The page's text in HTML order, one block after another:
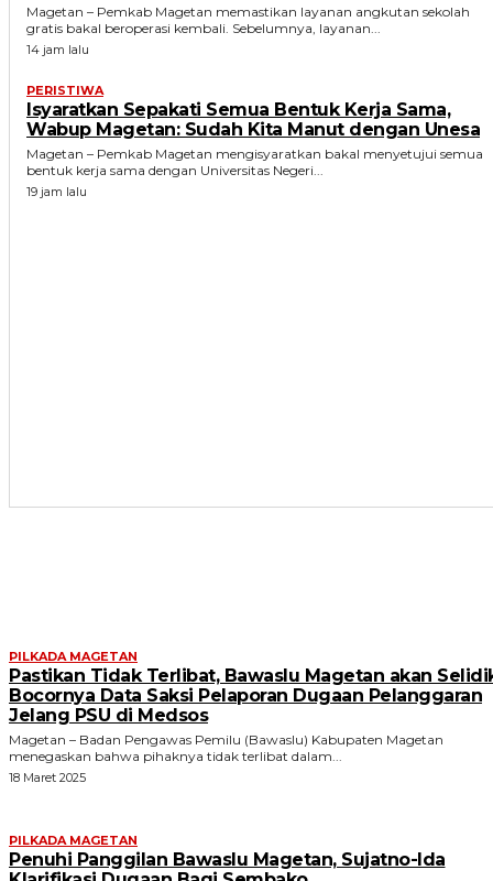
Magetan – Pemkab Magetan memastikan layanan angkutan sekolah
gratis bakal beroperasi kembali. Sebelumnya, layanan...
14 jam lalu
PERISTIWA
Isyaratkan Sepakati Semua Bentuk Kerja Sama,
Wabup Magetan: Sudah Kita Manut dengan Unesa
Magetan – Pemkab Magetan mengisyaratkan bakal menyetujui semua
bentuk kerja sama dengan Universitas Negeri...
19 jam lalu
PILKADA MAGETAN
Pastikan Tidak Terlibat, Bawaslu Magetan akan
Bocornya Data Saksi Pelaporan Dugaan Pelanggaran
Jelang PSU di Medsos
Magetan – Badan Pengawas Pemilu (Bawaslu) Kabupaten Magetan
menegaskan bahwa pihaknya tidak terlibat dalam...
18 Maret 2025
PILKADA MAGETAN
Penuhi Panggilan Bawaslu Magetan, Sujatno-Ida